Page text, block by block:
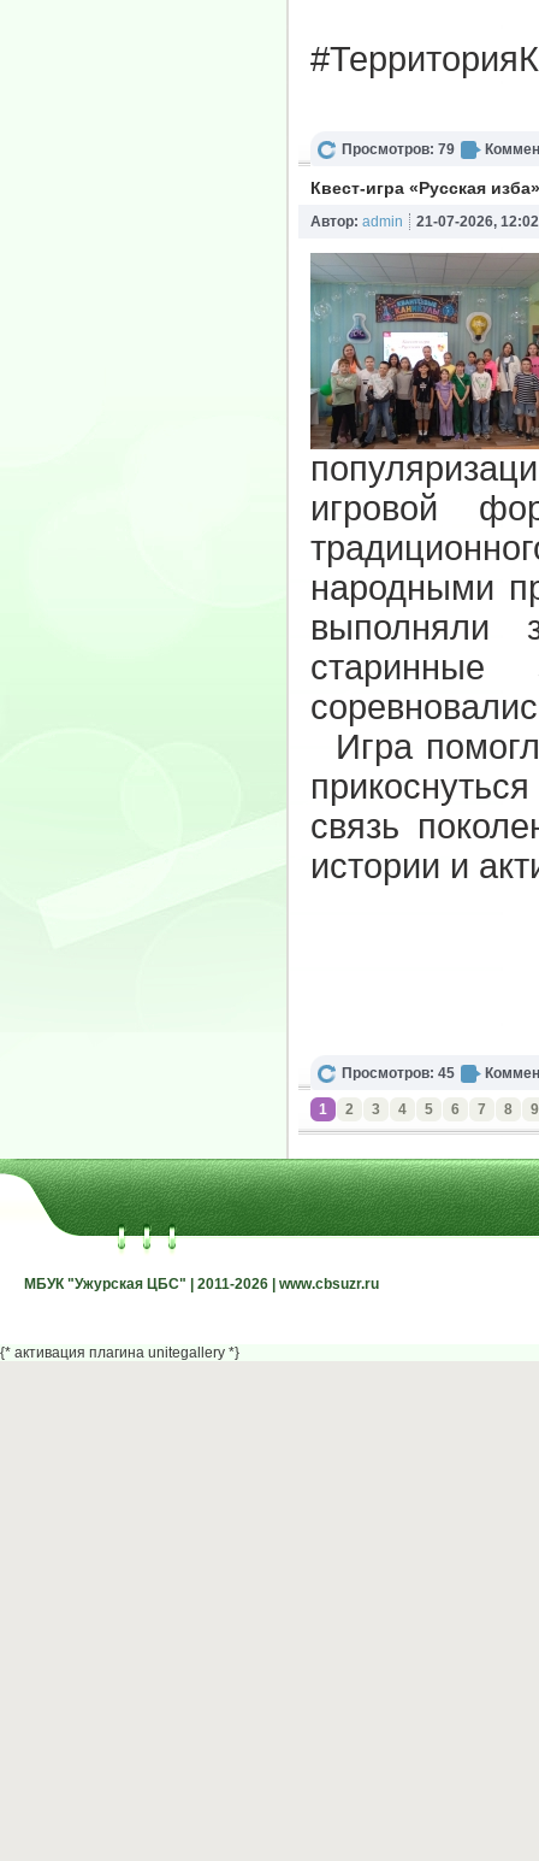
Просмотров: 79
Квест-игра «Русская изба»
Автор: admin 21-07-2026, 12:02
игровой
народными
выполняли
Игра
связь
истории и
Просмотров: 45
1 2 3 4 5 6 7 8 9
МБУК "Ужурская ЦБС" | 2011-2026 | www.cbsuzr.ru
МБУК "Ужурская ЦБС" | 2011-2026 | www.cbsuzr.ru
{* активация плагина unitegallery *}